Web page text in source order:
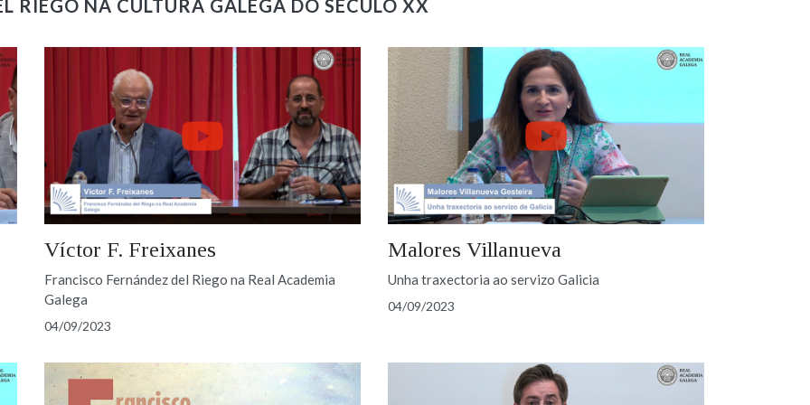
RIEGO NA CULTURA GALEGA DO SÉCULO XX
Víctor F. Freixanes
Francisco Fernández del Riego na Real Academia
Galega
04/09/2023
Malores Villanueva
Unha traxectoria ao servizo Galicia
04/09/2023